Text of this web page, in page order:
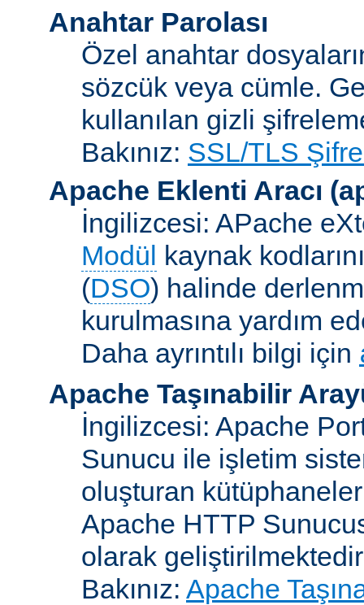
Anahtar Parolası
Özel anahtar
sözcük veya cümle.
kullanılan gizli
Bakınız: SSL/TLS
Apache Eklenti Aracı
İngilizcesi: APache
Modül kaynak
(DSO) halinde
kurulmasına yardım
Daha ayrıntılı bilgi için
Apache Taşınabilir
İngilizcesi: Apache
Sunucu ile işletim
oluşturan
Apache HTTP
olarak
Bakınız: Apache